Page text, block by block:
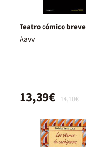
Teatro cómico breve
Aavv
14,10€
13,39€